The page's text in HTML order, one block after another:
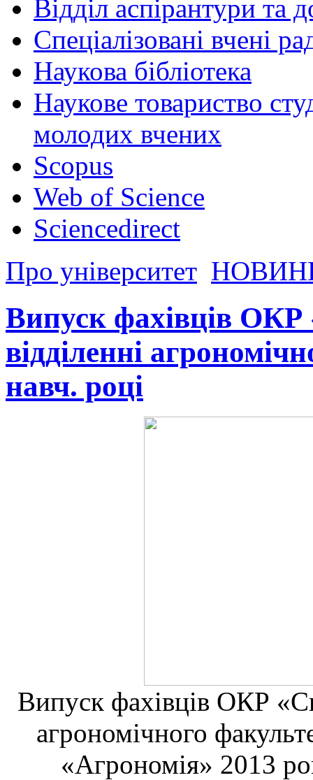
Відділ аспірантури та
Спеціалізовані вчені
Наукова бібліотека
Наукове товариство
молодих вчених
Scopus
Web of Science
Sciencedirect
Про університет
Випуск фахівців ОКР
відділенні
навч. році
Випуск фахівців ОКР
агрономічного
«Агрономія» 2013